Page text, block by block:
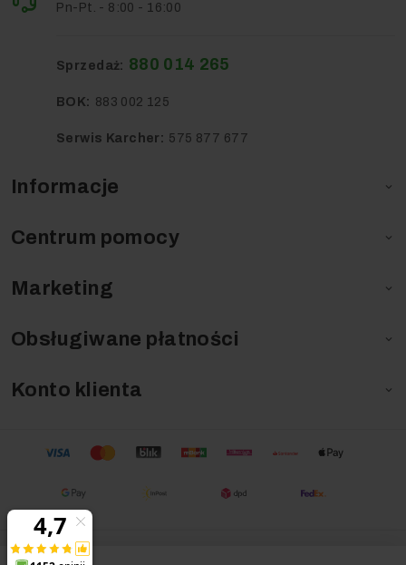
Informacje 
Centrum pomocy 
Marketing 
Obsługiwane płatności 
Konto klienta 
Pn-Pt. - 8:00 - 16:00
Sprzedaż: 880 014 265
BOK: 883 002 125
Serwis Karcher: 575 877 677
Copyright ©